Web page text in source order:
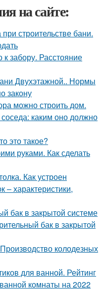
на сайте:
строительстве бани.
забору. Расстояние
Двухэтажной.. Нормы
закону
можно строить дом.
каким оно должно
это такое?
руками. Как сделать
Как устроен
характеристики,
бак в закрытой системе
бак в закрытой
колодезных
для ванной. Рейтинг
комнаты на 2022